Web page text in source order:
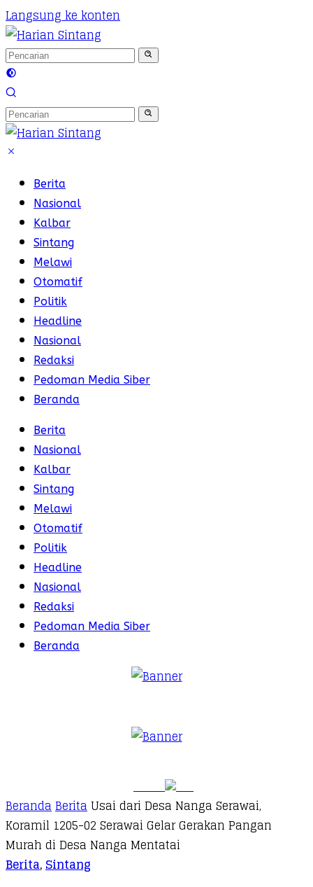
Langsung ke konten
Berita
Nasional
Kalbar
Sintang
Melawi
Otomatif
Politik
Headline
Nasional
Redaksi
Pedoman Media Siber
Beranda
Berita
Nasional
Kalbar
Sintang
Melawi
Otomatif
Politik
Headline
Nasional
Redaksi
Pedoman Media Siber
Beranda
BerandaBeritaUsai dari Desa Nanga Serawai,
Koramil 1205-02 Serawai Gelar Gerakan Pangan
Murah di Desa Nanga Mentatai
Berita,Sintang